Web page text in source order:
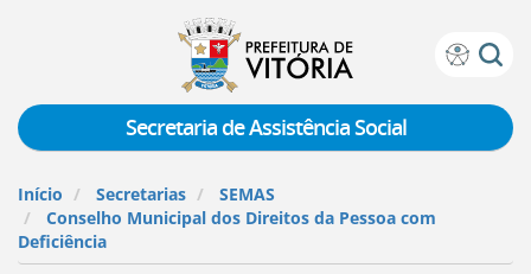
Prefeitura
Vitória
teclado:
para
a
página
de
Secretaria de Assistência Social
Início Secretarias
SEMAS
Conselho Municipal dos Direitos da Pessoa com
Deficiência